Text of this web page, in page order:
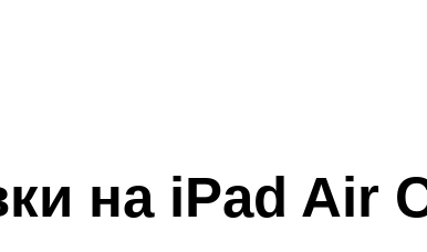
на iPad Air